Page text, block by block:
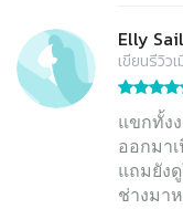
Elly
เขียนรีวิว
แขกทั้ง
ออกมา
แถมยัง
ช่างมา